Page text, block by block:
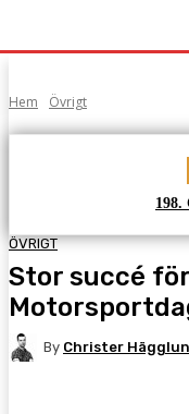
Hem Övrigt
198.
ÖVRIGT
Stor succé
By Christer